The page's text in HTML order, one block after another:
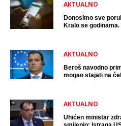
AKTUALNO
Donosimo sve
Kralo se
AKTUALNO
Beroš navodno
mogao stajati na
AKTUALNO
Uhićen ministar